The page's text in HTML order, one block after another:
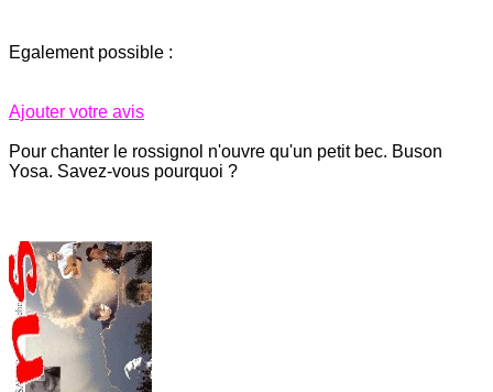
Egalement possible :
Ajouter votre avis
Pour chanter le rossignol n'ouvre qu'un petit bec. Buson
Yosa. Savez-vous pourquoi ?